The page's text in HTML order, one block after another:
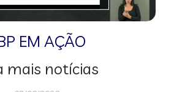
EM AÇÃO
mais notícias